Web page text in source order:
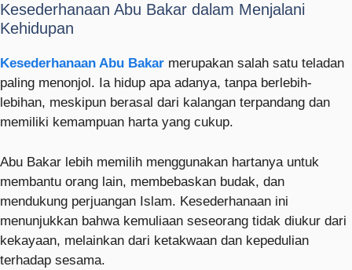
Kesederhanaan Abu Bakar dalam Menjalani
Kehidupan
Kesederhanaan Abu Bakar merupakan salah satu teladan
paling menonjol. Ia hidup apa adanya, tanpa berlebih-
lebihan, meskipun berasal dari kalangan terpandang dan
memiliki kemampuan harta yang cukup.
Abu Bakar lebih memilih menggunakan hartanya untuk
membantu orang lain, membebaskan budak, dan
mendukung perjuangan Islam. Kesederhanaan ini
menunjukkan bahwa kemuliaan seseorang tidak diukur dari
kekayaan, melainkan dari ketakwaan dan kepedulian
terhadap sesama.